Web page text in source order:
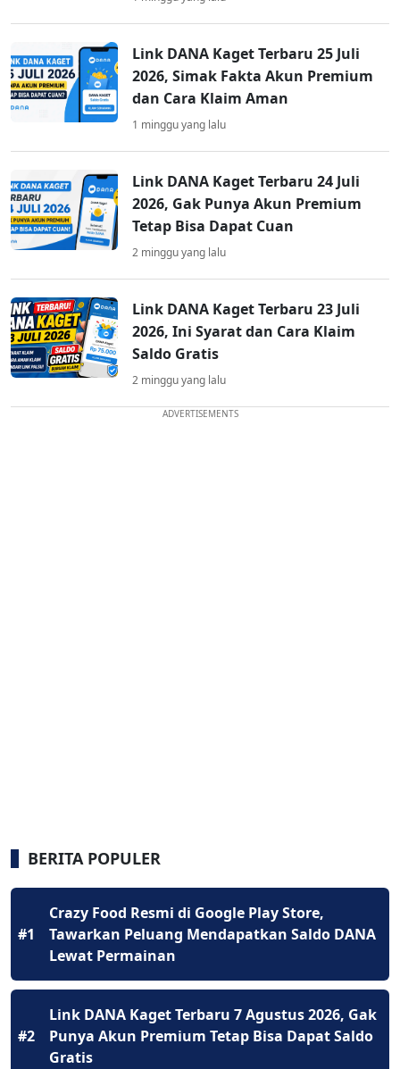
Link DANA Kaget Terbaru 25 Juli
2026, Simak Fakta Akun Premium
dan Cara Klaim Aman
1 minggu yang lalu
Link DANA Kaget Terbaru 24 Juli
2026, Gak Punya Akun Premium
Tetap Bisa Dapat Cuan
2 minggu yang lalu
Link DANA Kaget Terbaru 23 Juli
2026, Ini Syarat dan Cara Klaim
Saldo Gratis
2 minggu yang lalu
ADVERTISEMENTS
BERITA POPULER
#1
Crazy Food Resmi di Google Play Store,
Tawarkan Peluang Mendapatkan Saldo DANA
Lewat Permainan
#2
Link DANA Kaget Terbaru 7 Agustus 2026, Gak
Punya Akun Premium Tetap Bisa Dapat Saldo
Gratis